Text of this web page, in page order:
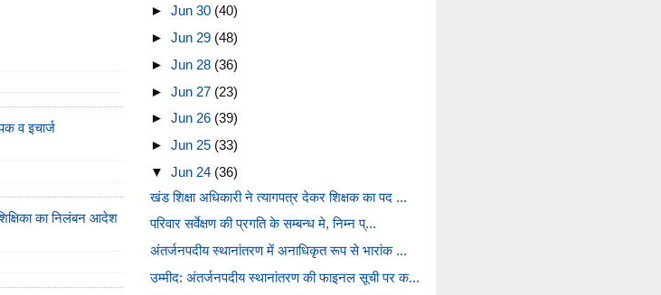
व इचार्ज
का निलंबन आदेश
► Jun 30 (40)
► Jun 29 (48)
► Jun 28 (36)
► Jun 27 (23)
► Jun 26 (39)
► Jun 25 (33)
▼ Jun 24 (36)
खंड शिक्षा अधिकारी ने त्यागपत्र देकर शिक्षक का पद ...
परिवार सर्वेक्षण की प्रगति के सम्बन्ध मे, निम्न प्...
अंतर्जनपदीय स्थानांतरण में अनाधिकृत रूप से भारांक ...
उम्मीद: अंतर्जनपदीय स्थानांतरण की फाइनल सूची पर क...